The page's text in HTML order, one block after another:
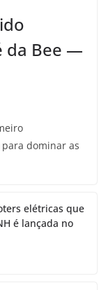
da Bee —
dominar as
elétricas que
é lançada no